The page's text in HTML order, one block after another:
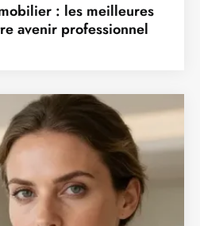
: les meilleures
avenir professionnel